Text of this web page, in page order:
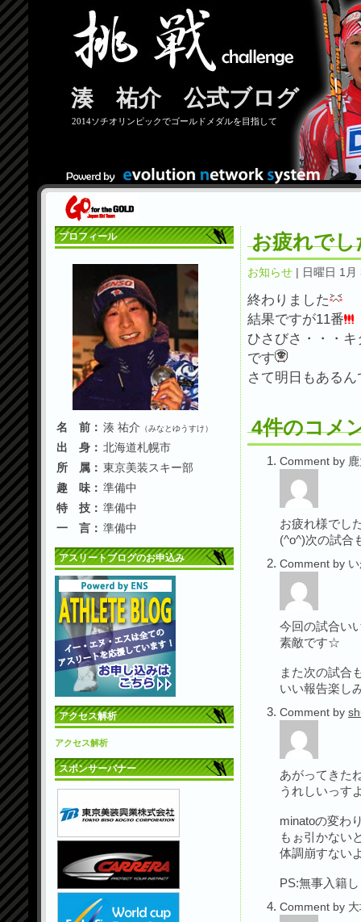
湊 祐介 公式ブログ
2014ソチオリンピックでゴールドメダルを目指して
プロフィール
名 前： 湊 祐介 （みなとゆうすけ）
出 身： 北海道札幌市
所 属： 東京美装スキー部
趣 味： 準備中
特 技： 準備中
一 言： 準備中
アスリートブログのお申込み
アクセス解析
アクセス解析
スポンサーバナー
お疲れでし
お知らせ | 日曜日 1
終わりました
結果ですが11番
ひさびさ・・・キ
です
さて明日もある
4件のコメ
Comment by
お疲れ様でし
(^o^)次の試合
Comment by
今回の試合い
素敵です☆
また次の試合
いい報告楽し
Comment by
あがってきた
うれしいっす
minatoの変わ
もぉ引かない
体調崩すない
PS:無事入籍
Comment by